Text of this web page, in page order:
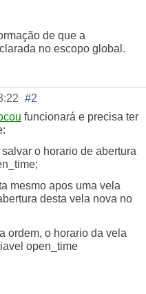
de que a
no escopo global.
#2
funcionará e precisa ter
o horario de abertura
mesmo apos uma vela
desta vela nova no
ordem, o horario da vela
open_time